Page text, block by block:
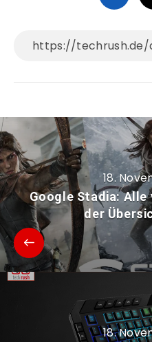
18.
Google Stadia: Alle
der
18.